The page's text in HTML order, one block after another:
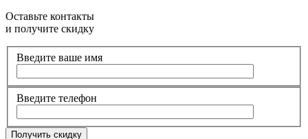
Оставьте контакты
и получите скидку
Введите ваше имя
Введите телефон